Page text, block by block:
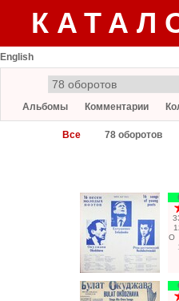
English
Альбомы Комментарии
Все 78 оборотов
О